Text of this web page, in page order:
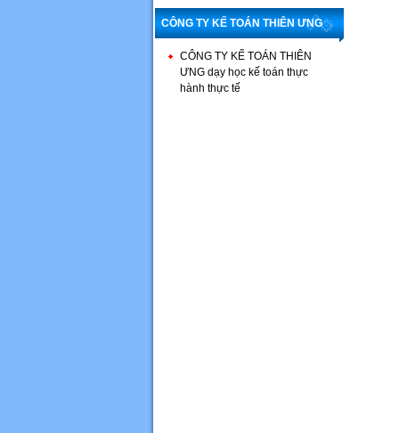
CÔNG TY KẾ TOÁN THIÊN ƯNG
CÔNG TY KẾ TOÁN THIÊN
ƯNG dạy học kế toán thực
hành thực tế